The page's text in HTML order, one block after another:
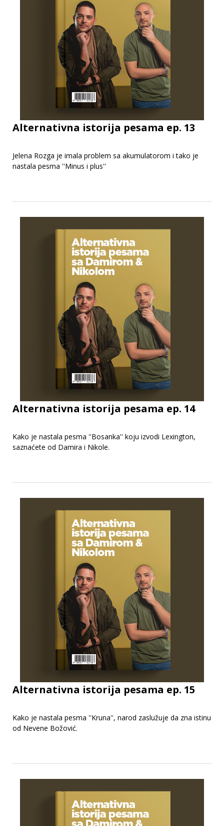
Alternativna istorija pesama ep. 13
Jelena Rozga je imala problem sa akumulatorom i tako je
nastala pesma ''Minus i plus''
Alternativna istorija pesama ep. 14
Kako je nastala pesma ''Bosanka'' koju izvodi Lexington,
saznaćete od Damira i Nikole.
Alternativna istorija pesama ep. 15
Kako je nastala pesma ''Kruna'', narod zaslužuje da zna istinu
od Nevene Božović.